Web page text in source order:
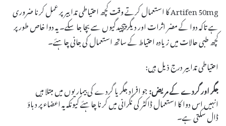
Artifen 50mg کا استعمال کرتے وقت کچھ احتیاطی تدابیر پر عمل کرنا ضروری
ہے تاکہ دوا کے مضر اثرات اور دیگر پیچیدگیوں سے بچا جا سکے۔ یہ دوا خاص طور پر
کچھ طبی حالات میں زیادہ احتیاط کے ساتھ استعمال کی جانی چاہئے۔
احتیاطی تدابیر درج ذیل ہیں:
جگر اور گردے کے مریض:جو افراد جگر یا گردے کی بیماریوں میں مبتلا ہیں
انہیں اس دوا کا استعمال ڈاکٹر کی نگرانی میں کرنا چاہئے کیونکہ یہ اعضاء پر دباؤ
ڈال سکتی ہے۔